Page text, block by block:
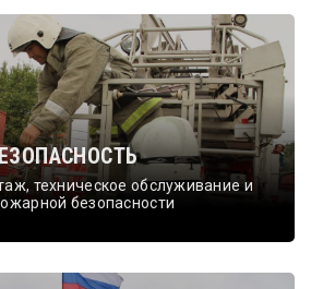
техническое обслуживание и
безопасности